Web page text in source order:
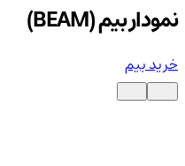
نمودار بیم (BEAM)
خرید بیم